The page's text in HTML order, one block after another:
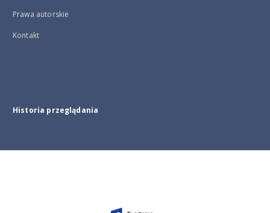
Prawa autorskie
Kontakt
Historia przeglądania